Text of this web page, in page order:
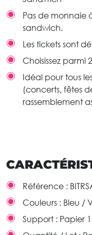
Pas de monnaie
sandwich.
Les tickets sont
Choisissez parmi
Idéal pour tous
(concerts, fêtes
rassemblement
Référence :
Couleurs : Bleu /
Support : Papier